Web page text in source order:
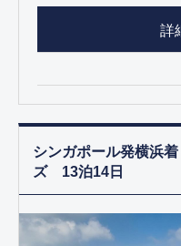
詳
シンガポール発横浜
ズ 13泊14日